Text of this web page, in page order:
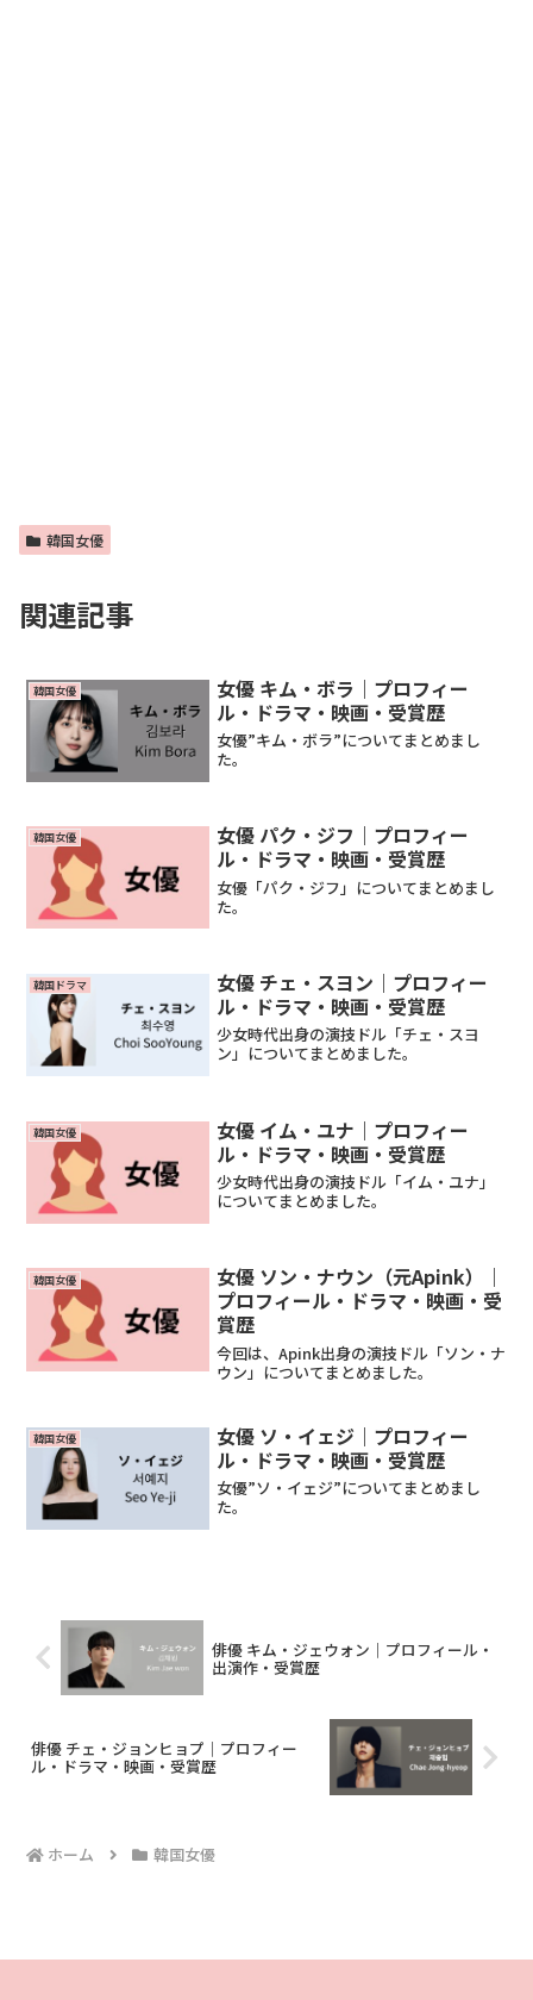
韓国女優
関連記事
韓国女優
女優 キム・ボラ｜プロフィー
ル・ドラマ・映画・受賞歴
女優”キム・ボラ”についてまとめまし
た。
韓国女優
女優 パク・ジフ｜プロフィー
ル・ドラマ・映画・受賞歴
女優「パク・ジフ」についてまとめまし
た。
韓国ドラマ
女優 チェ・スヨン｜プロフィー
ル・ドラマ・映画・受賞歴
少女時代出身の演技ドル「チェ・スヨ
ン」についてまとめました。
韓国女優
女優 イム・ユナ｜プロフィー
ル・ドラマ・映画・受賞歴
少女時代出身の演技ドル「イム・ユナ」
についてまとめました。
韓国女優
女優 ソン・ナウン（元Apink）｜
プロフィール・ドラマ・映画・受
賞歴
今回は、Apink出身の演技ドル「ソン・ナ
ウン」についてまとめました。
韓国女優
女優 ソ・イェジ｜プロフィー
ル・ドラマ・映画・受賞歴
女優”ソ・イェジ”についてまとめまし
た。
俳優 キム・ジェウォン｜プロフィール・
出演作・受賞歴
俳優 チェ・ジョンヒョプ｜プロフィー
ル・ドラマ・映画・受賞歴
ホーム 韓国女優